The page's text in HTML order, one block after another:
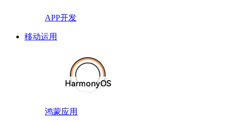
APP开发
移动运用
鸿蒙应用